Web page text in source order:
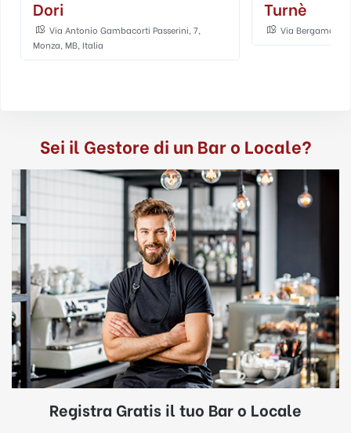
Dori
Via Antonio Gambacorti Passerini, 7,
Monza, MB, Italia
Turnè
Via Bergamo, 3,
Sei il Gestore di un Bar o Locale?
Registra Gratis il tuo Bar o Locale